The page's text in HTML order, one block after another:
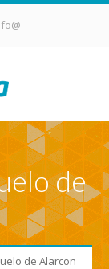
de
de Alarcon